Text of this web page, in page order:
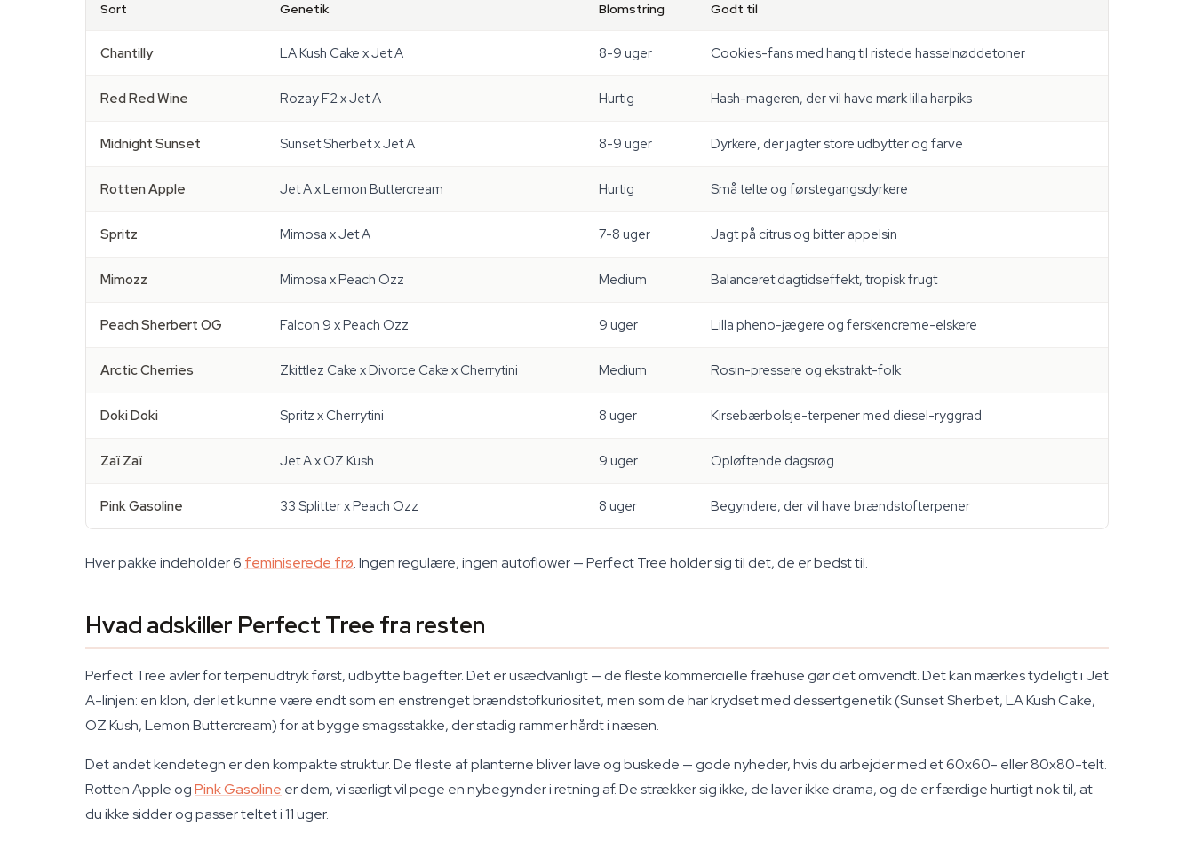
Sort Genetik Blomstring Godt til
Chantilly LA Kush Cake x Jet A 8-9 uger Cookies-fans med hang til ristede hasselnøddetoner
Red Red Wine Rozay F2 x Jet A Hurtig Hash-mageren, der vil have mørk lilla harpiks
Midnight Sunset Sunset Sherbet x Jet A 8-9 uger Dyrkere, der jagter store udbytter og farve
Rotten Apple Jet A x Lemon Buttercream Hurtig Små telte og førstegangsdyrkere
Spritz Mimosa x Jet A 7-8 uger Jagt på citrus og bitter appelsin
Mimozz Mimosa x Peach Ozz Medium Balanceret dagtidseffekt, tropisk frugt
Peach Sherbert OG Falcon 9 x Peach Ozz 9 uger Lilla pheno-jægere og ferskencreme-elskere
Arctic Cherries Zkittlez Cake x Divorce Cake x Cherrytini Medium Rosin-pressere og ekstrakt-folk
Doki Doki Spritz x Cherrytini 8 uger Kirsebærbolsje-terpener med diesel-ryggrad
Zaï Zaï Jet A x OZ Kush 9 uger Opløftende dagsrøg
Pink Gasoline 33 Splitter x Peach Ozz 8 uger Begyndere, der vil have brændstofterpener
Hver pakke indeholder 6 feminiserede frø. Ingen regulære, ingen autoflower — Perfect Tree holder sig til det, de er bedst til.
Hvad adskiller Perfect Tree fra resten
Perfect Tree avler for terpenudtryk først, udbytte bagefter. Det er usædvanligt — de fleste kommercielle fræhuse gør det omvendt. Det kan mærkes tydeligt i Jet
A-linjen: en klon, der let kunne være endt som en enstrenget brændstofkuriositet, men som de har krydset med dessertgenetik (Sunset Sherbet, LA Kush Cake,
OZ Kush, Lemon Buttercream) for at bygge smagsstakke, der stadig rammer hårdt i næsen.
Det andet kendetegn er den kompakte struktur. De fleste af planterne bliver lave og buskede — gode nyheder, hvis du arbejder med et 60x60- eller 80x80-telt.
Rotten Apple ogPink Gasoline er dem, vi særligt vil pege en nybegynder i retning af. De strækker sig ikke, de laver ikke drama, og de er færdige hurtigt nok til, at
du ikke sidder og passer teltet i 11 uger.